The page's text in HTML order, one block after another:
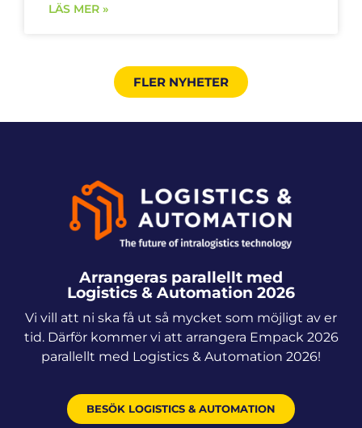
LÄS MER »
FLER NYHETER
Arrangeras parallellt med
Logistics & Automation 2026
Vi vill att ni ska få ut så mycket som möjligt av er
tid. Därför kommer vi att arrangera Empack 2026
parallellt med Logistics & Automation 2026!
BESÖK LOGISTICS & AUTOMATION